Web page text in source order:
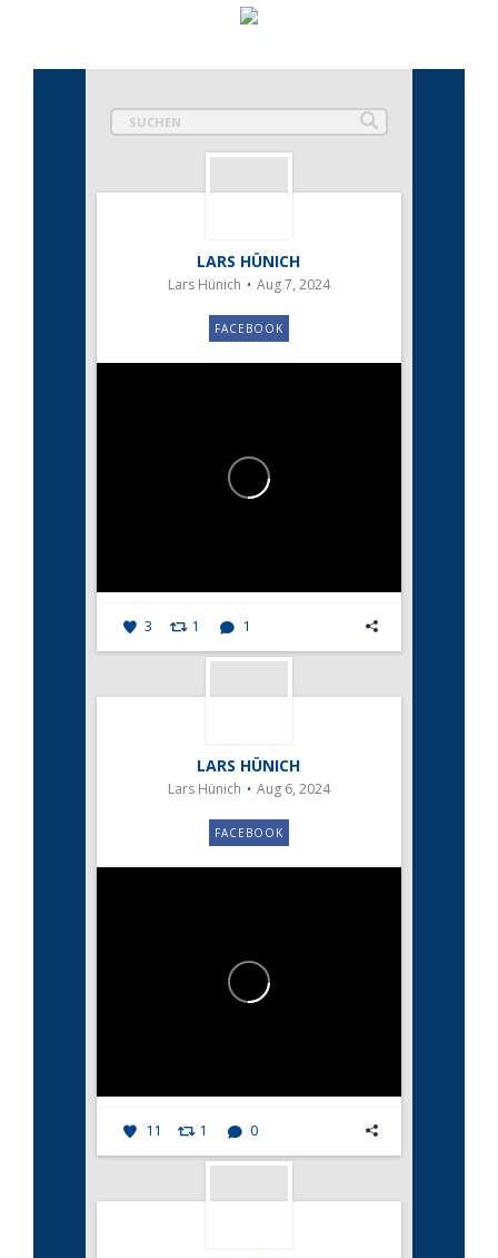
LARS HÜNICH
Lars Hünich Aug 7, 2024
FACEBOOK
3 1 1
LARS HÜNICH
Lars Hünich Aug 6, 2024
FACEBOOK
11 1 0